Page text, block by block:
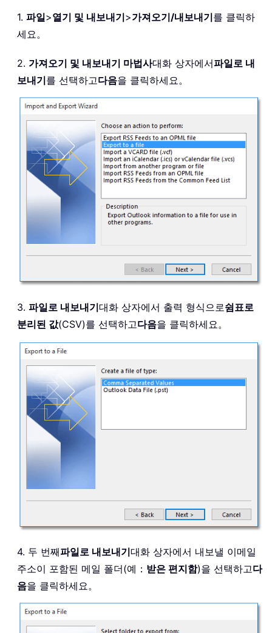
1. 파일>열기 및 내보내기>가져오기/내보내기를 클릭하
세요。
2. 가져오기 및 내보내기 마법사대화 상자에서파일로 내
보내기를 선택하고다음을 클릭하세요。
3. 파일로 내보내기대화 상자에서 출력 형식으로쉼표로
분리된 값(CSV)를 선택하고다음을 클릭하세요。
4. 두 번째파일로 내보내기대화 상자에서 내보낼 이메일
주소이 포함된 메일 폴더(예： 받은 편지함)을 선택하고다
음을 클릭하세요。